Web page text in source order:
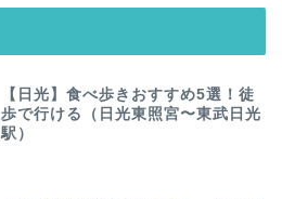
【日光】食べ歩きおすすめ5選！徒
歩で行ける（日光東照宮〜東武日光
駅）